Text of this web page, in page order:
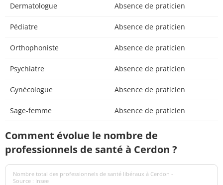
Dermatologue Absence de praticien
Pédiatre Absence de praticien
Orthophoniste Absence de praticien
Psychiatre Absence de praticien
Gynécologue Absence de praticien
Sage-femme Absence de praticien
Comment évolue le nombre de
professionnels de santé à Cerdon ?
Nombre total des professionnels de santé libéraux à Cerdon -
Source : Insee